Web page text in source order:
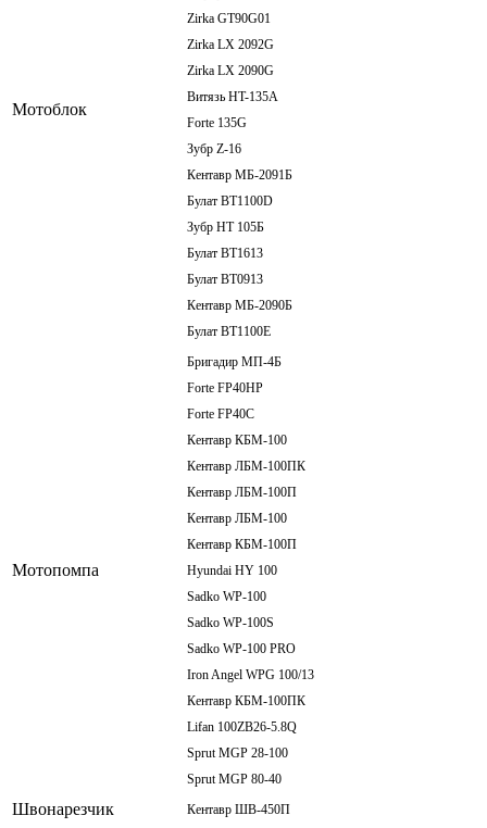
Мотоблок
Zirka GT90G01
Zirka LX 2092G
Zirka LX 2090G
Витязь HT-135А
Forte 135G
Зубр Z-16
Кентавр МБ-2091Б
Булат ВТ1100D
Зубр HT 105Б
Булат ВТ1613
Булат ВТ0913
Кентавр МБ-2090Б
Булат ВТ1100E
Мотопомпа
Бригадир МП-4Б
Forte FP40HP
Forte FP40C
Кентавр КБМ-100
Кентавр ЛБМ-100ПК
Кентавр ЛБМ-100П
Кентавр ЛБМ-100
Кентавр КБМ-100П
Hyundai HY 100
Sadko WP-100
Sadko WP-100S
Sadko WP-100 PRO
Iron Angel WPG 100/13
Кентавр КБМ-100ПК
Lifan 100ZB26-5.8Q
Sprut MGP 28-100
Sprut MGP 80-40
Швонарезчик Кентавр ШВ-450П